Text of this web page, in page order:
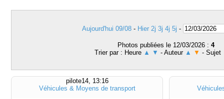
Aujourd'hui 09/08 - Hier 2j 3j 4j 5j -
Photos publiées le 12/03/2026 : 4
Trier par : Heure ▲ ▼ - Auteur ▲ ▼ - Sujet
pilote14, 13:16
Véhicules & Moyens de transport